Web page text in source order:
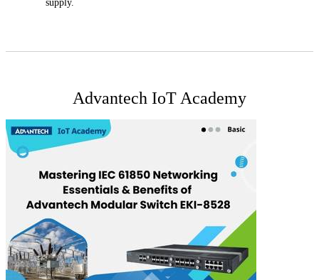
supply.
Advantech IoT Academy